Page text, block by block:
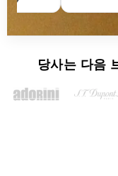
당사는 다음